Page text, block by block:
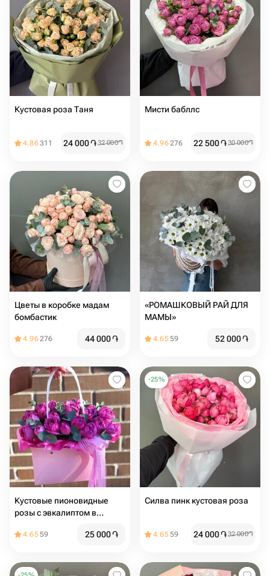
Кустовая роза Таня
4.86311 24 000֏32 000֏
Мисти бабллс ️
4.96276 22 500֏30 000֏
Цветы в коробке мадам
бомбастик
4.96276 44 000֏
«РОМАШКОВЫЙ РАЙ ДЛЯ
МАМЫ»
4.6559 52 000֏
Кустовые пионовидные
розы с эвкалиптом в
4.6559 25 000֏
-25%
Силва пинк кустовая роза
4.6559 24 000֏32 000֏